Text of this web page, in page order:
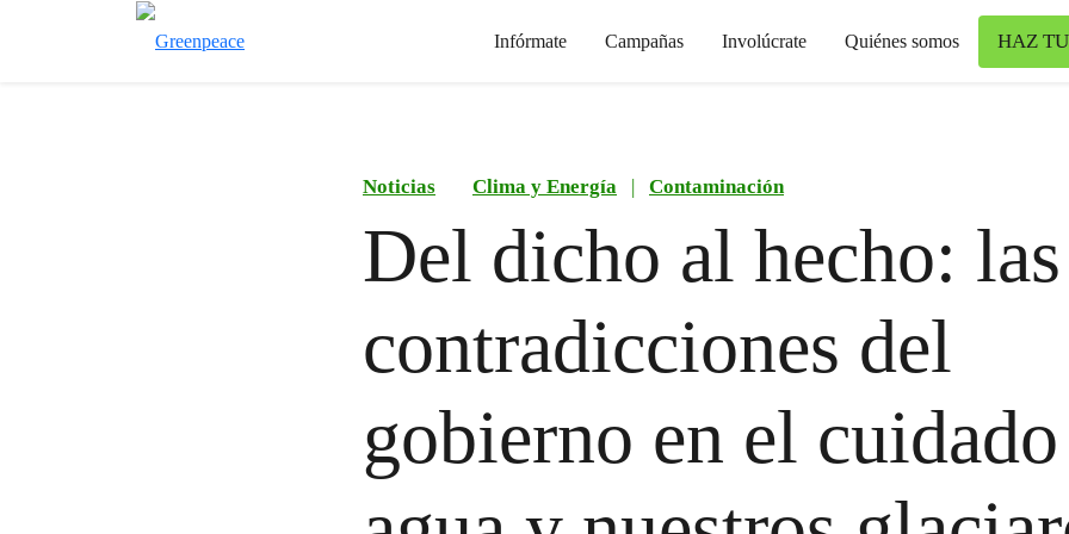
Infórmate Campañas Involúcrate Quiénes somos HAZ
Noticias Clima y Energía | Contaminación
Del dicho al hecho: las
contradicciones del
gobierno en el